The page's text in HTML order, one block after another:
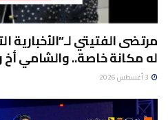
مرتضى الفتيتي لـ”الأخبارية
له مكانة خاصة.. والشامي أخ